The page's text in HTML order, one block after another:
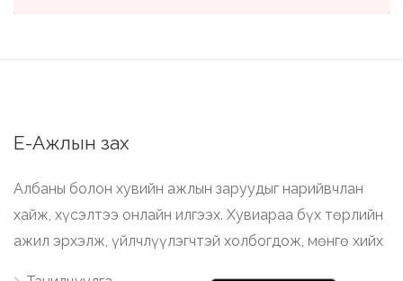
Е-Ажлын зах
Албаны болон хувийн ажлын заруудыг нарийвчлан
хайж, хүсэлтээ онлайн илгээх. Хувиараа бүх төрлийн
ажил эрхэлж, үйлчлүүлэгчтэй холбогдож, мөнгө хийх